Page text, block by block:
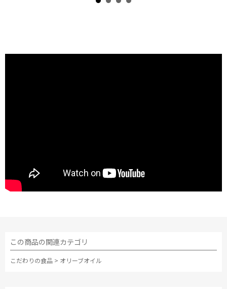
この商品の関連カテゴリ
こだわりの食品 > オリーブオイル